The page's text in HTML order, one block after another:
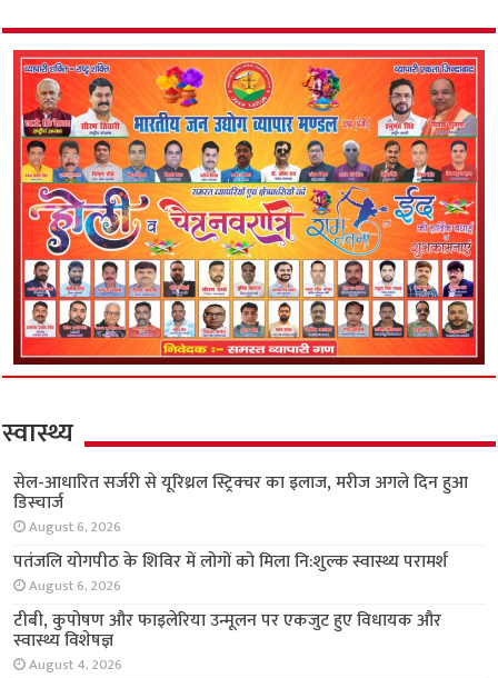
स्वास्थ्य
सेल-आधारित सर्जरी से यूरिथ्रल स्ट्रिक्चर का इलाज, मरीज अगले दिन हुआ
डिस्चार्ज
August 6, 2026
पतंजलि योगपीठ के शिविर में लोगों को मिला नि:शुल्क स्वास्थ्य परामर्श
August 6, 2026
टीबी, कुपोषण और फाइलेरिया उन्मूलन पर एकजुट हुए विधायक और
स्वास्थ्य विशेषज्ञ
August 4, 2026